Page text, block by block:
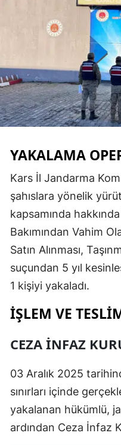
YAKALAMA
Kars İl Jandarma
şahıslara yönelik
kapsamında
Bakımından Vahim
Satın Alınması,
suçundan 5 yıl
1 kişiyi yakaladı.
İŞLEM VE
CEZA İNFAZ
03 Aralık 2025
sınırları içinde
yakalanan hükümlü,
ardından Ceza İnfaz